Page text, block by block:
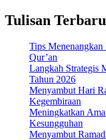
Tulisan Terbaru
Tips
Qur’an
Langkah Strategis
Tahun 2026
Menyambut Hari
Kegembiraan
Meningkatkan
Kesungguhan
Menyambut